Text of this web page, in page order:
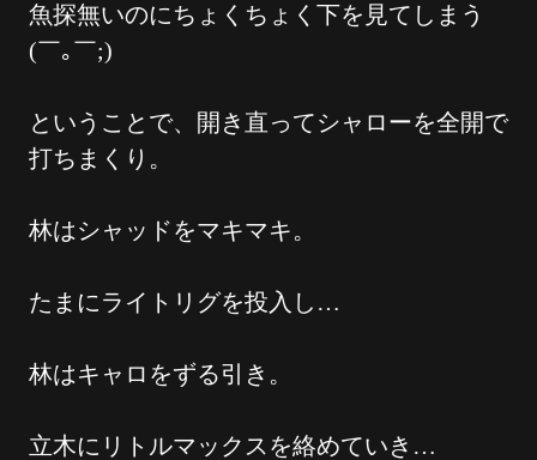
魚探無いのにちょくちょく下を見てしまう
(￣｡￣;)
ということで、開き直ってシャローを全開で
打ちまくり。
林はシャッドをマキマキ。
たまにライトリグを投入し…
林はキャロをずる引き。
立木にリトルマックスを絡めていき…